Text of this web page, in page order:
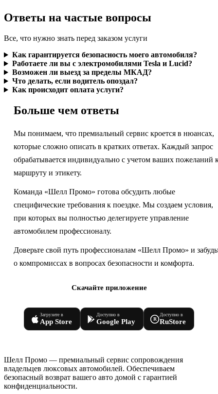
Ответы на частые вопросы
Все, что нужно знать перед заказом услуги
Как гарантируется безопасность моего автомобиля?
Работаете ли вы с электромобилями Tesla и Lucid?
Возможен ли выезд за пределы МКАД?
Что делать, если водитель опоздал?
Как происходит оплата услуги?
Больше чем ответы
Мы понимаем, что премиальный сервис кроется в нюансах,
которые сложно описать в кратких ответах. Каждый запрос
обрабатывается индивидуально с учетом ваших пожеланий
маршруту и этикету.
Команда «Шелл Промо» готова обсудить любые
специфические требования к поездке. Мы создаем условия,
при которых вы полностью делегируете управление
автомобилем профессионалу.
Доверьте свой путь профессионалам «Шелл Промо» и
о компромиссах в вопросах безопасности и комфорта.
Скачайте приложение
Загрузите в
App Store
Доступно в
Google Play R
Доступно в
RuStore
Шелл Промо — премиальный сервис сопровождения
владельцев люксовых автомобилей. Обеспечиваем
безопасный возврат вашего авто домой с гарантией
конфиденциальности.